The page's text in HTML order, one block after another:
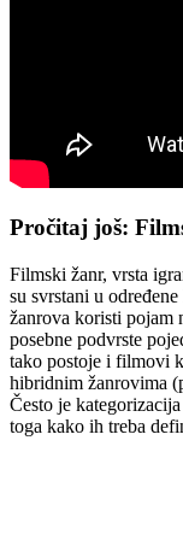
Pročitaj još:
Filmski žanr, vrsta
su svrstani u
žanrova koristi pojam
posebne podvrste
tako postoje i filmovi
hibridnim žanrovima
Često je
toga kako ih treba